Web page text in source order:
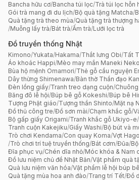
Bancha hữu cơ/Bancha túi lọc/Trà túi lọc hỗn
Gói trà mang đi du lịch/Bộ quà tặng Matcha/
Quà tặng trà theo mùa/Quà tặng trà thượng
/Muỗng lấy trà/Bát trà/Ấm trà/Lưới lọc trà
Đồ truyền thống Nhật
Kimono/Yukata/Hakama/Thắt lưng Obi/Tất
Áo khoác Happi/Mèo may mắn Maneki Neko
Bùa hộ mệnh Omamori/Thẻ gỗ cầu nguyện
Dây thừng Shimenawa/Bàn thờ Thần đạo
Đèn lồng giấy/Tranh treo dạng cuộn/
Băng đô lễ hội/Búp bê gỗ Kokeshi/Búp bê
Tượng Phật giáo/Tượng thần Shinto/Mặt nạ
Đồ thủ công tre/Đồ sơn mài/Chạm khắc gỗ/
Bộ gấp giấy Origami/Tranh khắc gỗ Ukiyo-e/
Tranh cuộn Kakejiku/Giấy Washi/Bộ bút và
Trò chơi Kendama/Con quay Koma/Vợt
/Trò chơi trí tuệ truyền thống/Bát cơm/Đũa/
Đĩa phục vụ/Chén dĩa nhỏ/Móc khóa & Nam
Đồ lưu niệm chủ đề Nhật Bản/Vật phẩm quà
Quà lưu niệm văn hóa/Vật phẩm lễ hội búp bê
Quà tặng mùa hoa anh đào/Trang trí Tết/Đồ